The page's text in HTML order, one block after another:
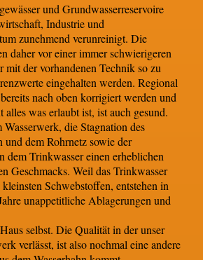
und Grundwasserreservoire
Industrie und
zunehmend verunreinigt. Die
daher vor einer immer schwierigeren
mit der vorhandenen Technik so zu
eingehalten werden. Regional
nach oben korrigiert werden und
alles was erlaubt ist, ist auch gesund.
die Stagnation des
und dem Rohrnetz sowie der
dem Trinkwasser einen erheblichen
Geschmacks. Weil das Trinkwasser
Schwebstoffen, entstehen in
unappetitliche Ablagerungen und
selbst. Die Qualität in der unser
verlässt, ist also nochmal eine andere